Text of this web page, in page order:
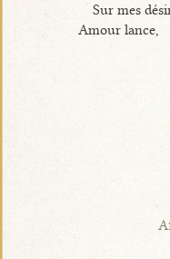
Sur mes
Amour lance,